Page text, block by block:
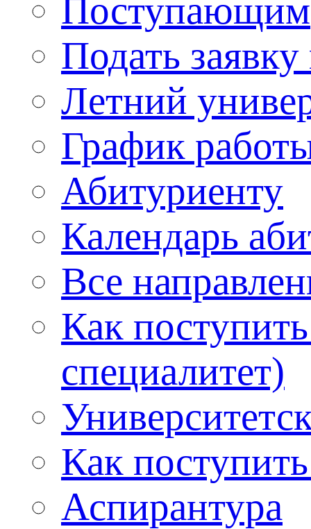
Поступающим
Подать
Летний
График
Абитуриенту
Календарь
Все
Как
специалитет)
Как
Аспирантура